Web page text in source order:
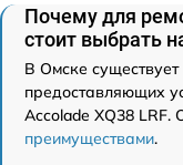
Почему для
стоит выбрать
В Омске
предоставляющих
Accolade XQ38 LRF.
преимуществами.